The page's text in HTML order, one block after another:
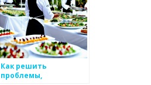
Как решить
проблемы,